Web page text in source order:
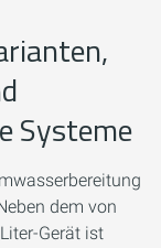
Systeme
dem von
Gerät ist